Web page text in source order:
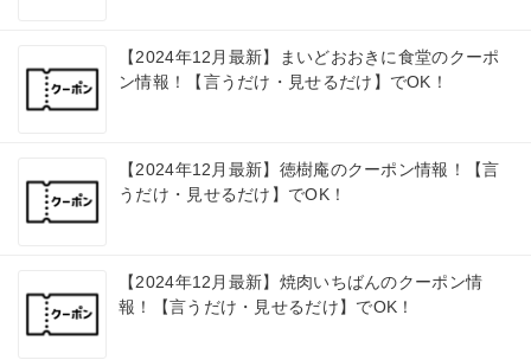
【2024年12月最新】まいどおおきに食堂のクーポ
ン情報！【言うだけ・見せるだけ】でOK！
【2024年12月最新】徳樹庵のクーポン情報！【言
うだけ・見せるだけ】でOK！
【2024年12月最新】焼肉いちばんのクーポン情
報！【言うだけ・見せるだけ】でOK！